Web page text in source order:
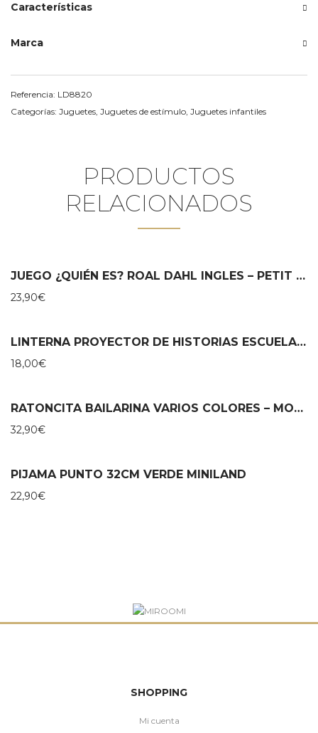
Características
Marca
Referencia: LD8820
Categorías: Juguetes, Juguetes de estímulo, Juguetes infantiles
PRODUCTOS
RELACIONADOS
JUEGO ¿QUIÉN ES? ROAL DAHL INGLES – PETIT COLLAGE
23,90€
LINTERNA PROYECTOR DE HISTORIAS ESCUELA DE DANZA – MOULIN ROTY
18,00€
RATONCITA BAILARINA VARIOS COLORES – MOULIN ROTY
32,90€
PIJAMA PUNTO 32CM VERDE MINILAND
22,90€
SHOPPING
Mi cuenta